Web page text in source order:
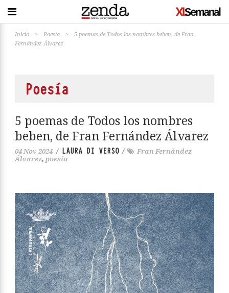
Inicio > Poesía >
5 poemas de Todos los nombres beben, de Fran
Fernández Álvarez
Poesía
5 poemas de Todos los nombres
beben, de Fran Fernández Álvarez
04 Nov 2024 / LAURA DI VERSO /
Fran Fernández
Álvarez, poesía